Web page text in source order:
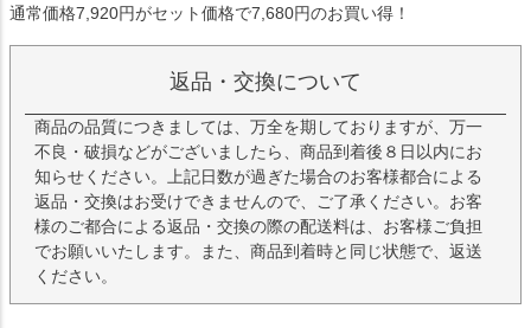
通常価格7,920円がセット価格で7,680円のお買い得！
返品・交換について
商品の品質につきましては、万全を期しておりますが、万一
不良・破損などがございましたら、商品到着後８日以内にお
知らせください。上記日数が過ぎた場合のお客様都合による
返品・交換はお受けできませんので、ご了承ください。お客
様のご都合による返品・交換の際の配送料は、お客様ご負担
でお願いいたします。また、商品到着時と同じ状態で、返送
ください。